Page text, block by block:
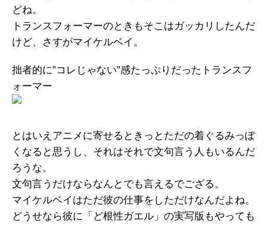
どね。
トランスフォーマーのときもそこはガッカリしたんだ
けど、さすがマイケルベイ。
拙者的に”コレじゃない”感たっぷりだったトランスフ
ォーマー
とはいえアニメに寄せるときっとただの着ぐるみっぽ
くなると思うし、それはそれで文句言う人もいるんだ
ろうな。
文句言うだけならなんとでも言えるでござる。
マイケルベイはただ彼の仕事をしただけなんだよね。
どうせなら彼に「ど根性ガエル」の実写版もやっても